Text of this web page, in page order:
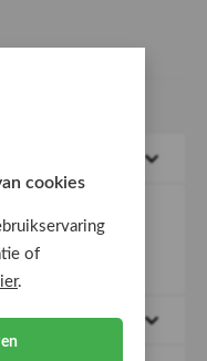
cookies
of
.
het bekende Isacryl,
materiaal dat jarenlang